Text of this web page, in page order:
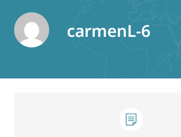
carmenL-6